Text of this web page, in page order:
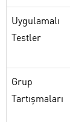
Uygulamalı
Testler
Grup
Tartışmaları